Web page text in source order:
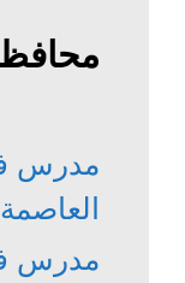
مدرس
العاصمة
مدرس